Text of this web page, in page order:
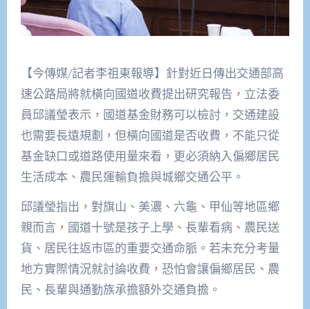
【今傳媒/記者李祖東報導】針對近日傳出交通部高
速公路局將就橫向國道收費提出研究報告，立法委
員邱議瑩表示，國道基金財務可以檢討，交通建設
也需要長遠規劃，但橫向國道是否收費，不能只從
基金缺口或道路使用量來看，更必須納入偏鄉居民
生活成本、農民運輸負擔與城鄉交通公平。
邱議瑩指出，對旗山、美濃、六龜、甲仙等地區鄉
親而言，國道十號是孩子上學、長輩看病、農民送
貨、居民往返市區的重要交通命脈。若未充分考量
地方實際情況就討論收費，恐怕會讓偏鄉居民、農
民、長輩與通勤族承擔額外交通負擔。